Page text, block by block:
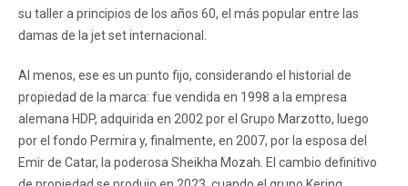
su taller a principios de los años 60, el más popular entre las
damas de la jet set internacional.
Al menos, ese es un punto fijo, considerando el historial de
propiedad de la marca: fue vendida en 1998 a la empresa
alemana HDP, adquirida en 2002 por el Grupo Marzotto, luego
por el fondo Permira y, finalmente, en 2007, por la esposa del
Emir de Catar, la poderosa Sheikha Mozah. El cambio definitivo